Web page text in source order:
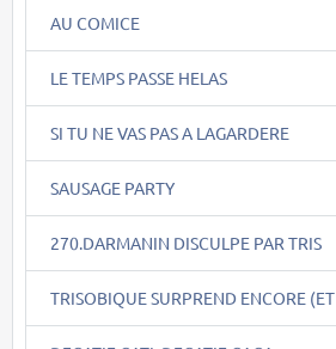
AU COMICE
LE TEMPS PASSE HELAS
SI TU NE VAS PAS A LAGARDERE
SAUSAGE PARTY
270.DARMANIN DISCULPE PAR TRIS
TRISOBIQUE SURPREND ENCORE (ET